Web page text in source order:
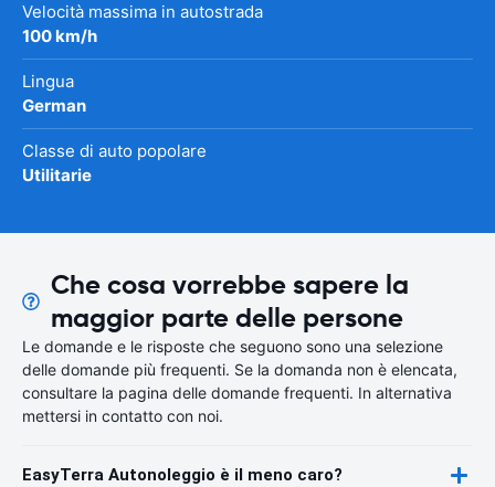
Velocità massima in autostrada
100 km/h
Lingua
German
Classe di auto popolare
Utilitarie
Che cosa vorrebbe sapere la
maggior parte delle persone
Le domande e le risposte che seguono sono una selezione
delle domande più frequenti. Se la domanda non è elencata,
consultare la pagina delle domande frequenti. In alternativa
mettersi in contatto con noi.
EasyTerra Autonoleggio è il meno caro?